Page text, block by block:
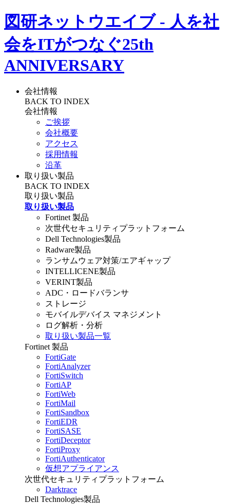
図研ネットウエイブ - 人を社
会をITがつなぐ25th
ANNIVERSARY
会社情報
BACK TO INDEX
会社情報
ご挨拶
会社概要
アクセス
採用情報
沿革
取り扱い製品
BACK TO INDEX
取り扱い製品
取り扱い製品
Fortinet 製品
次世代セキュリティプラットフォーム
Dell Technologies製品
Radware製品
ランサムウェア対策/エアギャップ
INTELLICENE製品
VERINT製品
ADC・ロードバランサ
ストレージ
モバイルデバイス マネジメント
ログ解析・分析
取り扱い製品一覧
Fortinet 製品
FortiGate
FortiAnalyzer
FortiSwitch
FortiAP
FortiWeb
FortiMail
FortiSandbox
FortiEDR
FortiSASE
FortiDeceptor
FortiProxy
FortiAuthenticator
仮想アプライアンス
次世代セキュリティプラットフォーム
Darktrace
Dell Technologies製品